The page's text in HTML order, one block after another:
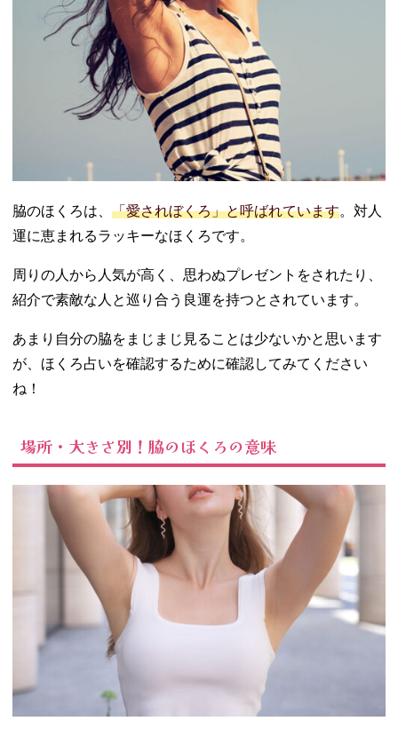
脇のほくろは、 「愛されぼくろ」と呼ばれています。対人
運に恵まれるラッキーなほくろです。
周りの人から人気が高く、思わぬプレゼントをされたり、
紹介で素敵な人と巡り合う良運を持つとされています。
あまり自分の脇をまじまじ見ることは少ないかと思います
が、ほくろ占いを確認するために確認してみてください
ね！
場所・大きさ別！脇のほくろの意味